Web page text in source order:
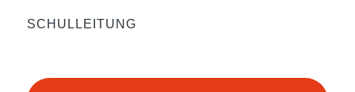
SCHULLEITUNG